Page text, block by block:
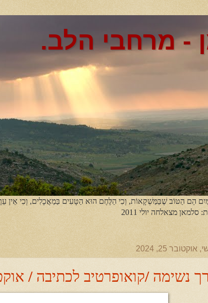
- מרחבי הלב.
הֵם הַטּוֹב שֶׁבַּמַּשְׁקָאוֹת, וְכִי הַלֶּחֶם הוּא הַטָּעִים בַּמַאֲכָלִים, וְכִי אֵין
מצאלחה יולי 2011
25, 2024
נשימה /קואופרטיב לכתיבה /